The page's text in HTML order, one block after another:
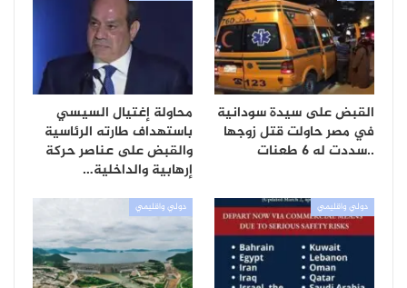
القبض على سيدة سودانية
في مصر حاولت قتل زوجها
..سددت له 6 طعنات
محاولة إغتيال السيسي
باستهداف طارته الرئاسية
والقبض على عناصر حركة
إرهابية والداخلية…
دولي واقليمي دولي واقليمي